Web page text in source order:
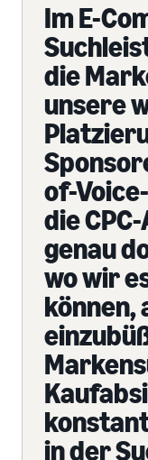
Im E-
die
unsere
of-
die
genau
wo wir
können,
in der